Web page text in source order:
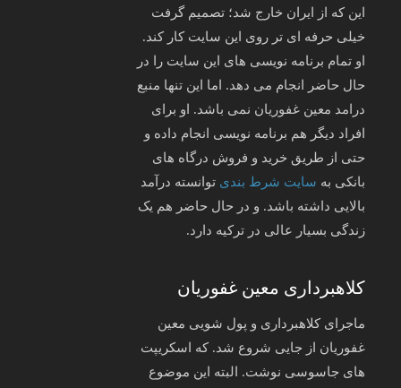
این که از ایران خارج شد؛ تصمیم گرفت
خیلی حرفه ای تر روی این سایت کار کند.
او تمام برنامه نویسی های این سایت را در
حال حاضر انجام می دهد. اما این تنها منبع
درامد معین غفوریان نمی باشد. او برای
افراد دیگر هم برنامه نویسی انجام داده و
حتی از طریق خرید و فروش درگاه های
بانکی بهسایت شرط بندیتوانسته درآمد
بالایی داشته باشد. و در حال حاضر هم یک
زندگی بسیار عالی در ترکیه دارد.
کلاهبرداری معین غفوریان
ماجرای کلاهبرداری و پول شویی معین
غفوریان از جایی شروع شد. که اسکریپت
های جاسوسی نوشت. البته این موضوع